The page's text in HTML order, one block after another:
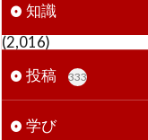
知識
(2,016)
投稿
333
学び